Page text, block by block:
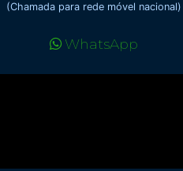
(Chamada para rede móvel nacional)
WhatsApp